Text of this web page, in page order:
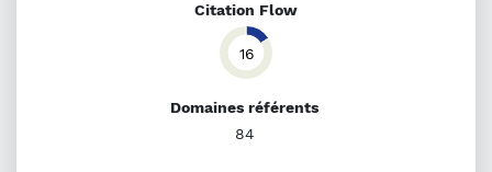
Citation Flow
16
Domaines référents
84